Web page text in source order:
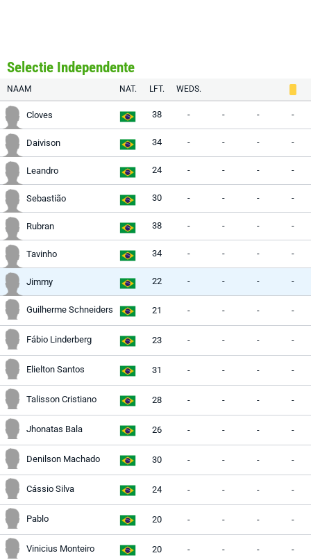
Selectie Independente
NAAM NAT. LFT. WEDS.
Cloves 38 - - - -
Daivison 34 - - - -
Leandro 24 - - - -
Sebastião 30 - - - -
Rubran 38 - - - -
Tavinho 34 - - - -
Jimmy 22 - - - -
Guilherme Schneiders 21 - - - -
Fábio Linderberg 23 - - - -
Elielton Santos 31 - - - -
Talisson Cristiano 28 - - - -
Jhonatas Bala 26 - - - -
Denilson Machado 30 - - - -
Cássio Silva 24 - - - -
Pablo 20 - - - -
Vinicius Monteiro 20 - - - -